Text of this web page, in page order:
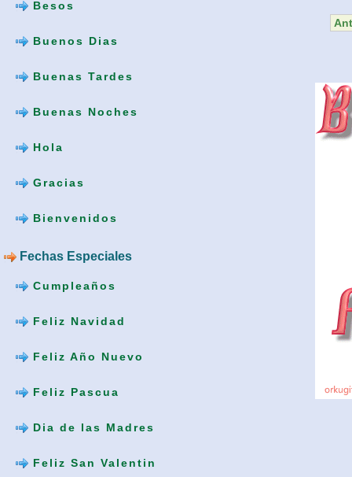
Besos
Buenos Dias
Buenas Tardes
Buenas Noches
Hola
Gracias
Bienvenidos
Fechas Especiales
Cumpleaños
Feliz Navidad
Feliz Año Nuevo
Feliz Pascua
Dia de las Madres
Feliz San Valentin